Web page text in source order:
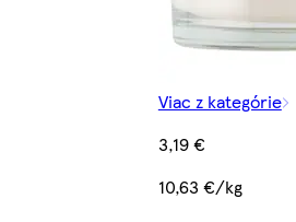
Viac z kategórie
3,19 €
10,63 €/kg